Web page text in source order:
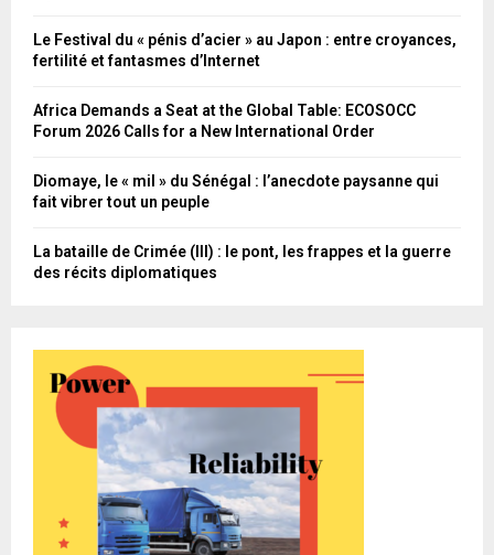
Le Festival du « pénis d’acier » au Japon : entre croyances,
fertilité et fantasmes d’Internet
Africa Demands a Seat at the Global Table: ECOSOCC
Forum 2026 Calls for a New International Order
Diomaye, le « mil » du Sénégal : l’anecdote paysanne qui
fait vibrer tout un peuple
La bataille de Crimée (III) : le pont, les frappes et la guerre
des récits diplomatiques